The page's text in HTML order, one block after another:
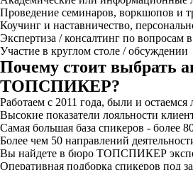
Проведение семинаров, воркшопов и
Коучинг и наставничество,
Экспертиза / консалтинг по вопросам
Участие в круглом столе / обсуждении
Почему стоит выбрать
ТОПСПИКЕР?
Работаем с 2011 года, были и
Высокие показатели лояльности
Самая большая база спикеров - более
Более чем 50 направлений
Вы найдете в бюро ТОПСПИКЕР
Оперативная подборка спикеров под